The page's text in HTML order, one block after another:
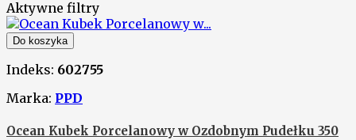
Aktywne filtry
Do koszyka
Indeks: 602755
Marka: PPD
Ocean Kubek Porcelanowy w Ozdobnym Pudełku 350